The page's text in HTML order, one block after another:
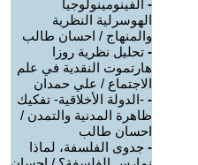
- الفينومينولوجيا
الهوسرلية النظرية
والمنهاج / احسان طالب
- تحليل نظرية روزا
هارتموت النقدية في علم
الاجتماع / علي حمدان
- -الدولة الأخلاقية- تفكيك
ظاهرة المدنية والتمدن /
احسان طالب
- جدوى الفلسفة، لماذا